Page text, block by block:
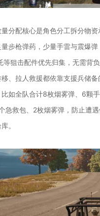
分配核心是角色分工拆分物
步枪弹药，少量手雷与震爆
狙击配件优先归集，无需背
、拉人救援都依靠支援兵储
如全队合计8枚烟雾弹、6颗
急救包、2枚烟雾弹，防止遭
。